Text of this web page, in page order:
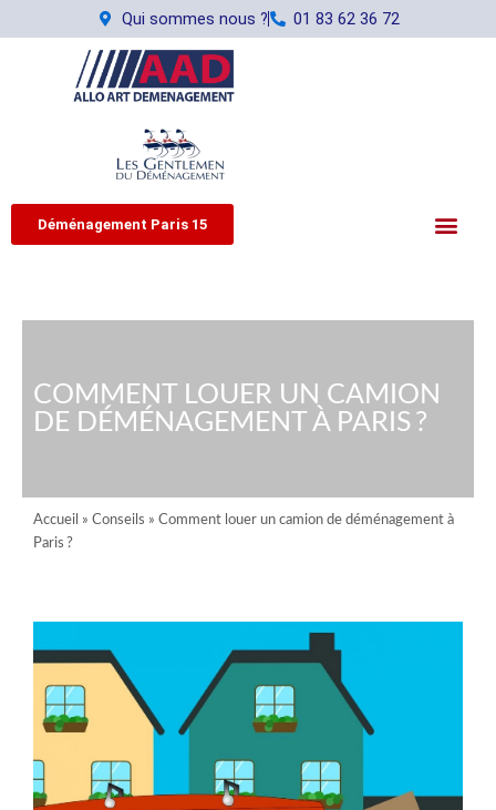
au
Qui sommes nous ? 01 83 62 36 72
Déménagement Paris 15
COMMENT LOUER UN CAMION
DE DÉMÉNAGEMENT À PARIS ?
Accueil » Conseils » Comment louer un camion de déménagement à
Paris ?